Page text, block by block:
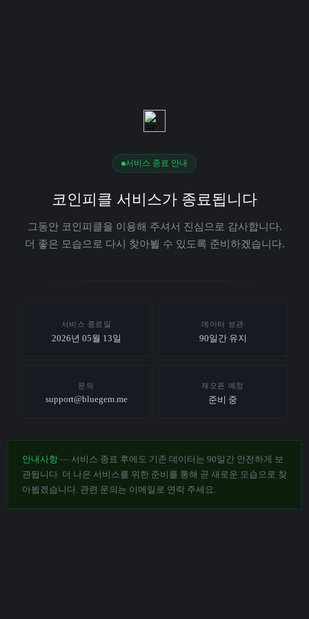
서비스 종료 안내
코인피클 서비스가 종료됩니다
그동안 코인피클을 이용해 주셔서 진심으로 감사합니다.
더 좋은 모습으로 다시 찾아뵐 수 있도록 준비하겠습니다.
서비스 종료일
2026년 05월 13일
데이터 보관
90일간 유지
문의
support@bluegem.me
재오픈 예정
준비 중
안내사항 — 서비스 종료 후에도 기존 데이터는 90일간 안전하게 보
관됩니다. 더 나은 서비스를 위한 준비를 통해 곧 새로운 모습으로 찾
아뵙겠습니다. 관련 문의는 이메일로 연락 주세요.